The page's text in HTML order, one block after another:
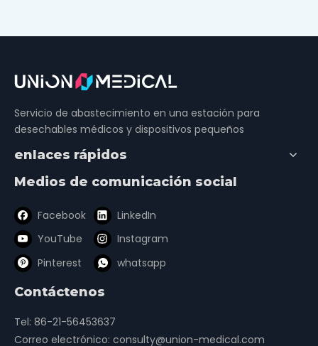
Servicio de abastecimiento en una estación para
desechables médicos y dispositivos pequeños
enlaces rápidos
Medios de comunicación social
Facebook
LinkedIn
YouTube
Instagram
Pinterest
whatsapp
Contáctenos
Tel: 86-21-56453637
Correo electrónico: consulty@union-medical.com